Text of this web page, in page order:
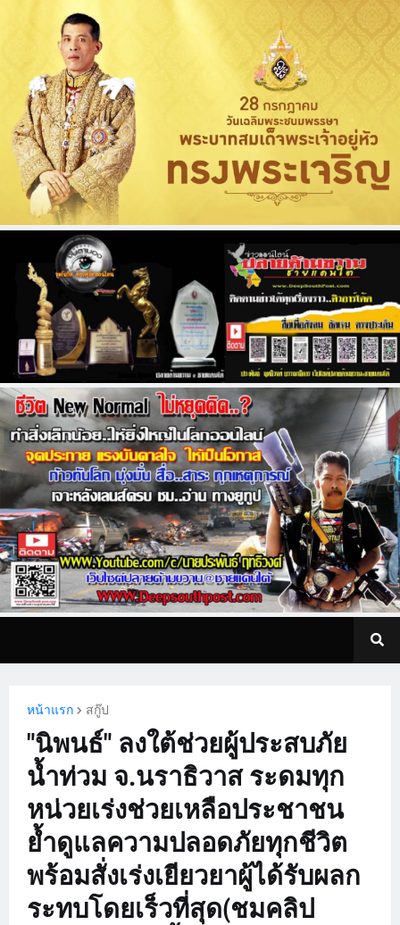
หน้าแรก สกู๊ป
"นิพนธ์" ลงใต้ช่วยผู้ประสบภัย
น้ำท่วม จ.นราธิวาส ระดมทุก
หน่วยเร่งช่วยเหลือประชาชน
ย้ำดูแลความปลอดภัยทุกชีวิต
พร้อมสั่งเร่งเยียวยาผู้ได้รับผลก
ระทบโดยเร็วที่สุด(ชมคลิป